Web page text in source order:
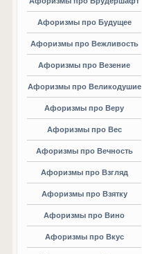
Афоризмы про Будущее
Афоризмы про Вежливость
Афоризмы про Везение
Афоризмы про Великодушие
Афоризмы про Веру
Афоризмы про Вес
Афоризмы про Вечность
Афоризмы про Взгляд
Афоризмы про Взятку
Афоризмы про Вино
Афоризмы про Вкус